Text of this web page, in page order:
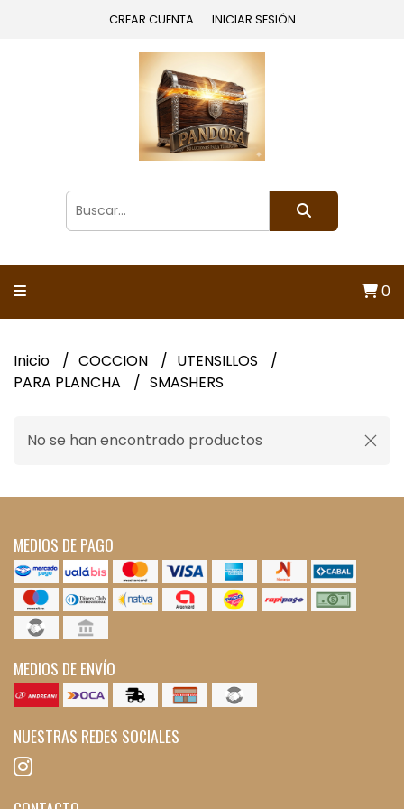
CREAR CUENTA INICIAR SESIÓN
0
Inicio COCCION
UTENSILLOS
PARA PLANCHA
SMASHERS
No se han encontrado productos
MEDIOS DE PAGO
MEDIOS DE ENVÍO
NUESTRAS REDES SOCIALES